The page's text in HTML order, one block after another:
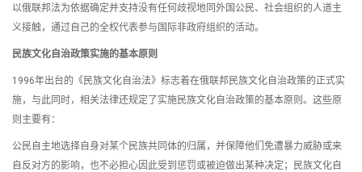
以俄联邦法为依据确定并支持没有任何歧视地同外国公民、社会组织的人道主
义接触，通过自己的全权代表参与国际非政府组织的活动。
民族文化自治政策实施的基本原则
1996年出台的《民族文化自治法》标志着在俄联邦民族文化自治政策的正式实
施，与此同时，相关法律还规定了实施民族文化自治政策的基本原则。这些原
则主要有：
公民自主地选择自身对某个民族共同体的归属，并保障他们免遭暴力威胁或来
自反对方的影响，也不必担心因此受到惩罚或被迫做出某种决定；民族文化自